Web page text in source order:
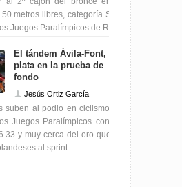
metros libres, categoría S12,
Juegos Paralímpicos de Río.
El tándem Ávila-Font,
plata en la prueba de
fondo
Jesús Ortiz García
suben al podio en ciclismo en
Juegos Paralímpicos con un
y muy cerca del oro que se
al sprint.